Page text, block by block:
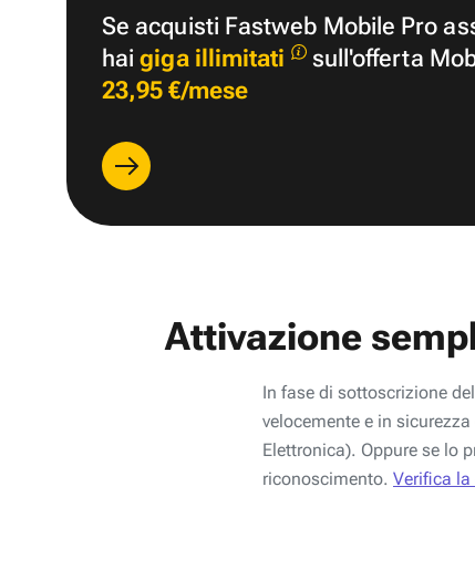
Se acquisti Fastweb Mobile Pro
haigiga illimitati sull'offerta
23,95 €/mese
Attivazione
In fase di sottoscrizione
velocemente e in
Elettronica). Oppure se lo
riconoscimento. Verifica